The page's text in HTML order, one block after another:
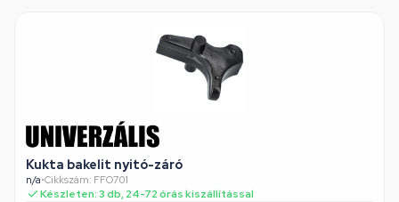
Kukta bakelit nyitó-záró
n/a•Cikkszám: FFO701
Készleten: 3 db, 24-72 órás kiszállítással